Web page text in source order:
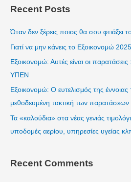
r
:
Recent Posts
Όταν δεν ξέρεις ποιος θα σου φτιάξει
Γιατί να μην κάνεις το Εξοικονομώ 2025
Εξοικονομώ: Αυτές είναι οι
ΥΠΕΝ
Εξοικονομώ: Ο ευτελισμός της έννοιας
μεθοδευμένη τακτική των παρατάσεων
Τα «καλούδια» στα νέας γενιάς
υποδομές αερίου, υπηρεσίες υγείας
Recent Comments